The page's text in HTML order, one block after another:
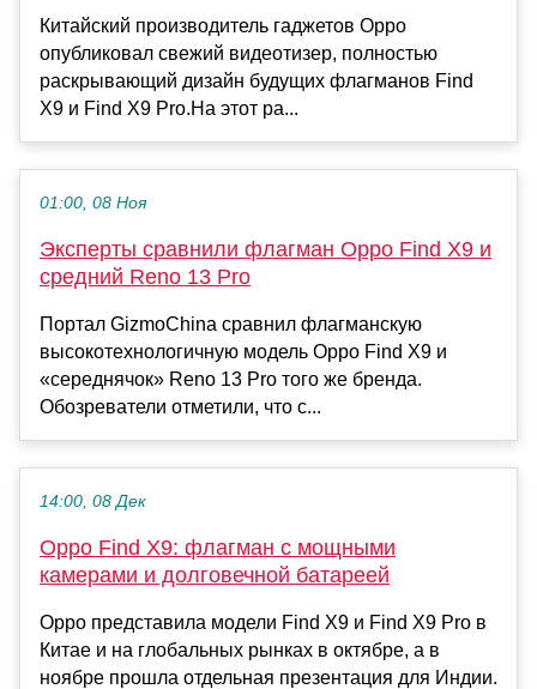
Китайский производитель гаджетов Oppo
опубликовал свежий видеотизер, полностью
раскрывающий дизайн будущих флагманов Find
X9 и Find X9 Pro.На этот ра...
01:00, 08 Ноя
Эксперты сравнили флагман Oppo Find X9 и
средний Reno 13 Pro
Портал GizmoChina сравнил флагманскую
высокотехнологичную модель Oppo Find X9 и
«середнячок» Reno 13 Pro того же бренда.
Обозреватели отметили, что с...
14:00, 08 Дек
Oppo Find X9: флагман с мощными
камерами и долговечной батареей
Oppo представила модели Find X9 и Find X9 Pro в
Китае и на глобальных рынках в октябре, а в
ноябре прошла отдельная презентация для Индии.